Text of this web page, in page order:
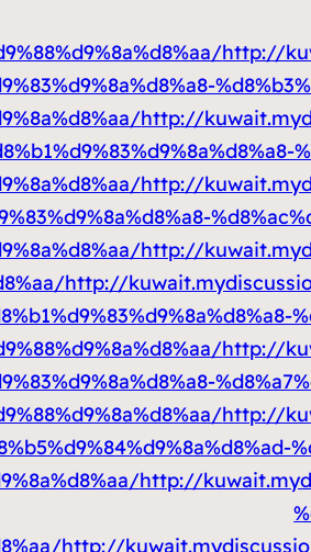
http://
http://
http://
http://
http://
http://
http://
http://
http://